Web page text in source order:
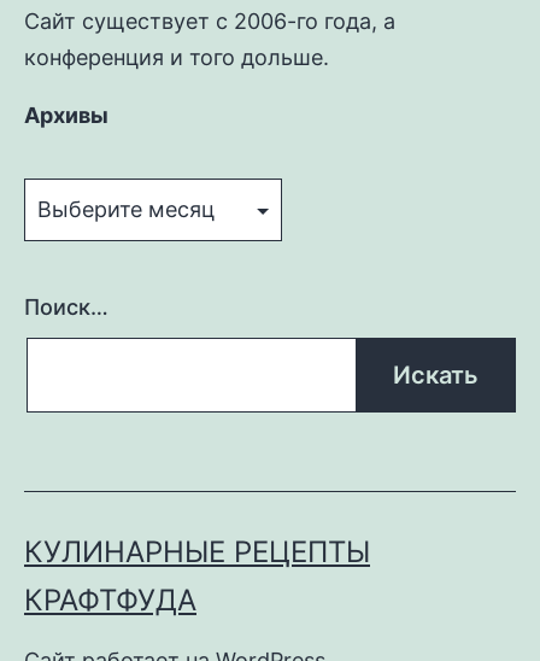
Сайт существует с 2006-го года, а
конференция и того дольше.
Архивы
Поиск…
КУЛИНАРНЫЕ РЕЦЕПТЫ
КРАФТФУДА